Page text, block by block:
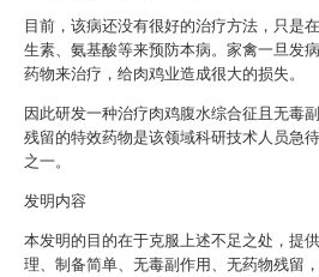
目前，该病还没有很好的治疗方法，只是
生素、氨基酸等来预防本病。家禽一旦发
药物来治疗，给肉鸡业造成很大的损失。
因此研发一种治疗肉鸡腹水综合征且无毒
残留的特效药物是该领域科研技术人员急
之一。
发明内容
本发明的目的在于克服上述不足之处，提
理、制备简单、无毒副作用、无药物残留